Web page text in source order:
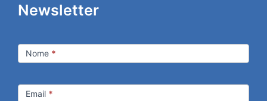
Newsletter
Nome *
Email *